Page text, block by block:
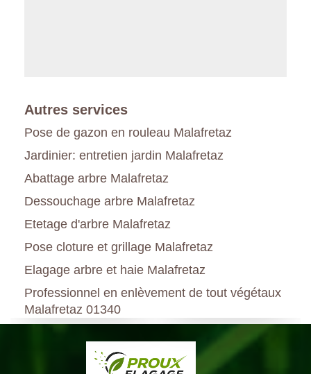
Autres services
Pose de gazon en rouleau Malafretaz
Jardinier: entretien jardin Malafretaz
Abattage arbre Malafretaz
Dessouchage arbre Malafretaz
Etetage d'arbre Malafretaz
Pose cloture et grillage Malafretaz
Elagage arbre et haie Malafretaz
Professionnel en enlèvement de tout végétaux
Malafretaz 01340